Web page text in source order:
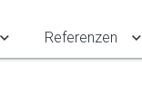
umschalten
Untermenü für
Referenzen